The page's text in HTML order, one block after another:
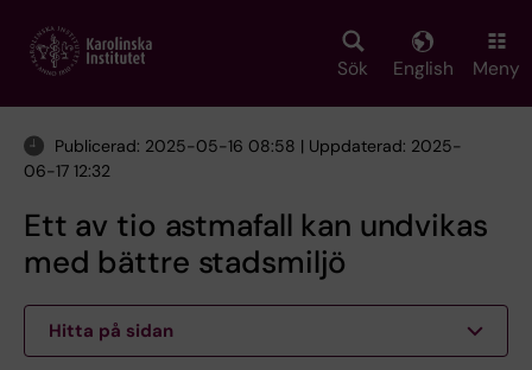
main
Sök English Meny
Publicerad: 2025-05-16 08:58 | Uppdaterad: 2025-
06-17 12:32
Ett av tio astmafall kan undvikas
med bättre stadsmiljö
Hitta på sidan